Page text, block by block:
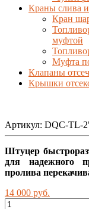
Краны слива
Кран
муфтой
Муфта
Клапаны
Крышки
Артикул: DQC-ТL-
Штуцер
для надежного
пролива
14 000 руб.